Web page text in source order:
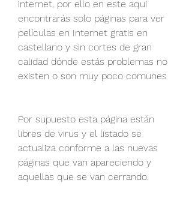
internet, por ello en este aqui
encontrarás solo páginas para ver
películas en Internet gratis en
castellano y sin cortes de gran
calidad dónde estás problemas no
existen o son muy poco comunes
Por supuesto esta página están
libres de virus y el listado se
actualiza conforme a las nuevas
páginas que van apareciendo y
aquellas que se van cerrando.